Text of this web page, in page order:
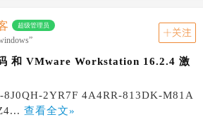
超级管理员 关注
和 VMware Workstation 16.2.4 激
8J0QH-2YR7F‌ ‌4A4RR-813DK-M81A
查看全文»